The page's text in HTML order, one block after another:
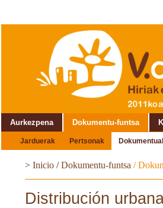
Aurkezpena Dokumentu-funtsa
Jarduerak Pertsonak
> Inicio /Dokumentu-funtsa /
Distribución